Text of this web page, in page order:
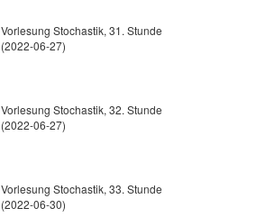
Vorlesung Stochastik, 31. Stunde
(2022-06-27)
Vorlesung Stochastik, 32. Stunde
(2022-06-27)
Vorlesung Stochastik, 33. Stunde
(2022-06-30)